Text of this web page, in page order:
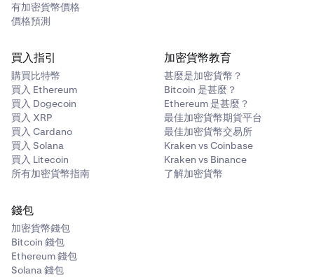
有加密貨幣價格
價格預測
買入指引
購買比特幣
買入 Ethereum
買入 Dogecoin
買入 XRP
買入 Cardano
買入 Solana
買入 Litecoin
所有加密貨幣指南
加密貨幣教育
甚麼是加密貨幣？
Bitcoin 是甚麼？
Ethereum 是甚麼？
最佳加密貨幣期貨平台
最佳加密貨幣交易所
Kraken vs Coinbase
Kraken vs Binance
了解加密貨幣
錢包
加密貨幣錢包
Bitcoin 錢包
Ethereum 錢包
Solana 錢包